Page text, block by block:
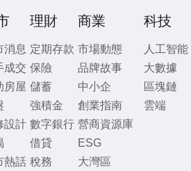
消息
成交
房屋
設計
熱話
理財
定期存款
保險
儲蓄
強積金
數字銀行
借貸
稅務
商業
市場動態
品牌故事
中小企
創業指南
營商資源庫
ESG
大灣區
科技
人工智能
大數據
區塊鏈
雲端